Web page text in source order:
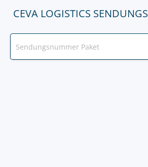
CEVA LOGISTICS